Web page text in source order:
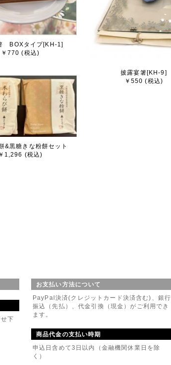
トです。
ます。
、エコバッグセットにカーネーション、カードを添えて
日
茶ギフト 玉露ティーバッグ
時代より続く宇治茶製造問屋
と京司とのコラボレーションによる京宇治茶
日
んざし
フト
お休みさせていただきます。
のご注文受付は常時受付けております。
ご注文に関しては休業日明けの対応とさせていただきます。
お願いいたします。
イトをリニューアル致しました。
品をたくさん揃えておりますので、
BOXタイプ[KH-1]
￥770 (税込)
披露宴箸[KH-9]
￥550 (税込)
&黒糖きな粉餅セット
￥1,296 (税込)
下
お支払い方法について
PayPal決済(クレジットカード決済含む)、銀行
振込（先払）、代金引換（現金）がご利用でき
ます。
商品代金の支払い時期
申込日含めて3日以内（金融機関休業日を除
く）